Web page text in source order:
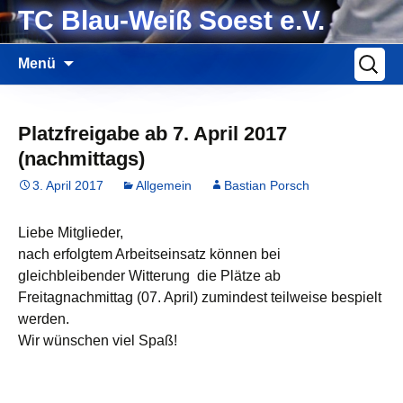
Zum
InhaltTC Blau-Weiß Soest e.V.
Menü
nach:
Platzfreigabe ab 7. April 2017
(nachmittags)
3. April 2017 Allgemein Bastian Porsch
Liebe Mitglieder,
nach erfolgtem Arbeitseinsatz können bei
gleichbleibender Witterung die Plätze ab
Freitagnachmittag (07. April) zumindest teilweise bespielt
werden.
Wir wünschen viel Spaß!